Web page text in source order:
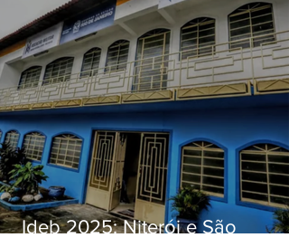
Ideb 2025: Niterói e São